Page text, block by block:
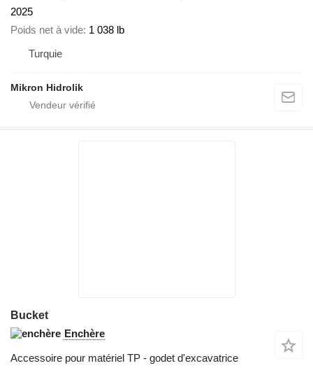
2025
Poids net à vide 1 038 lb
Turquie
Mikron Hidrolik
Bucket
Enchère
Accessoire pour matériel TP - godet d'excavatrice